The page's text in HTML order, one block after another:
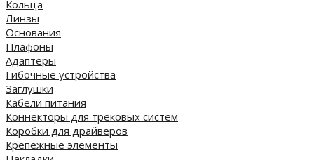
Кольца
Линзы
Основания
Плафоны
Адаптеры
Гибочные устройства
Заглушки
Кабели питания
Коннекторы для трековых систем
Коробки для драйверов
Крепежные элементы